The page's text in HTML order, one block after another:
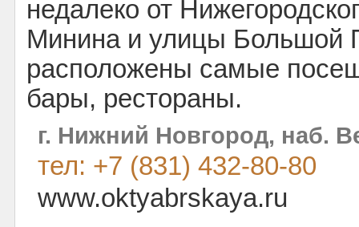
недалеко от
Минина и улицы Большой
расположены самые
бары, рестораны.
г. Нижний Новгород, наб.
тел: +7 (831) 432-80-80
www.oktyabrskaya.ru